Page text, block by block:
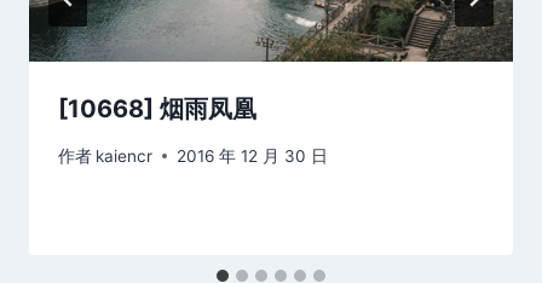
[10668] 烟雨凤凰
作者 kaiencr 2016 年 12 月 30 日